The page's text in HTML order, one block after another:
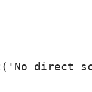
direct